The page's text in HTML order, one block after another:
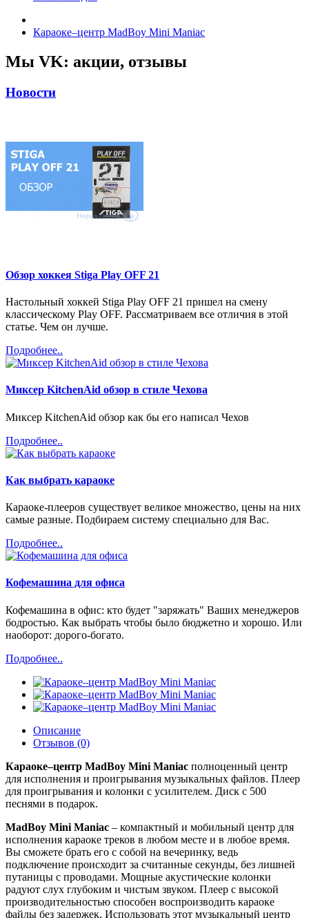
Караоке–центр MadBoy Mini Maniac
Мы VK: акции, отзывы
Новости
Обзор хоккея Stiga Play OFF 21
Настольный хоккей Stiga Play OFF 21 пришел на смену
классическому Play OFF. Рассматриваем все отличия в этой
статье. Чем он лучше.
Подробнее..
Миксер KitchenAid обзор в стиле Чехова
Миксер KitchenAid обзор как бы его написал Чехов
Подробнее..
Как выбрать караоке
Караоке-плееров существует великое множество, цены на них
самые разные. Подбираем систему специально для Вас.
Подробнее..
Кофемашина для офиса
Кофемашина в офис: кто будет "заряжать" Ваших менеджеров
бодростью. Как выбрать чтобы было бюджетно и хорошо. Или
наоборот: дорого-богато.
Подробнее..
Описание
Отзывов (0)
Караоке–центр MadBoy Mini Maniac полноценный центр
для исполнения и проигрывания музыкальных файлов. Плеер
для проигрывания и колонки с усилителем. Диск с 500
песнями в подарок.
MadBoy Mini Maniac – компактный и мобильный центр для
исполнения караоке треков в любом месте и в любое время.
Вы сможете брать его с собой на вечеринку, ведь
подключение происходит за считанные секунды, без лишней
путаницы с проводами. Мощные акустические колонки
радуют слух глубоким и чистым звуком. Плеер с высокой
производительностью способен воспроизводить караоке
файлы без задержек. Использовать этот музыкальный центр